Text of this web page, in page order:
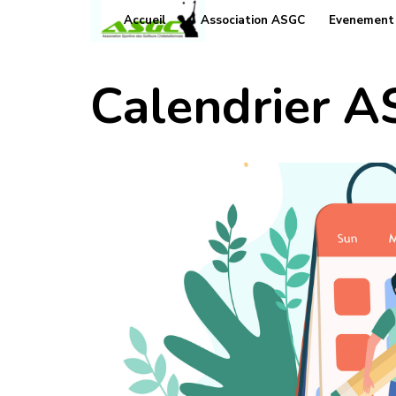
Accueil Association ASGC ▼
Evenement
Calendrier